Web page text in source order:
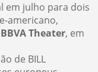
em julho para dois
americano,
Theater, em
de BILL